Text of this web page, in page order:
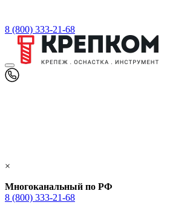
8 (800) 333-21-68
×
Многоканальный по РФ
8 (800) 333‑21-68